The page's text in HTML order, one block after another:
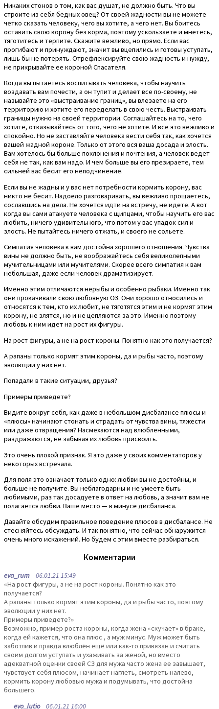
Никаких стонов о том, как вас душат, не должно быть. Что вы
строите из себя бедных овец? От своей жадности вы не можете
четко сказать человеку, чего вы хотите, а чего нет. Вы боитесь
оставить свою корону без корма, поэтому ускользаете и мнетесь,
тяготитесь и терпите. Скажите вежливо, но прямо. Если вас
прогибают и принуждают, значит вы вцепились и готовы уступать,
лишь бы не потерять. Отрефлексируйте свою жадность и нужду,
не прикрывайте ее короной Спасателя.
Когда вы пытаетесь воспитывать человека, чтобы научить
воздавать вам почести, а он тупит и делает все по-своему, не
называйте это «выстраивание границ», вы влезаете на его
территорию и хотите его переделать в свою честь. Выстраивать
границы нужно на своей территории. Соглашайтесь на то, чего
хотите, отказывайтесь от того, чего не хотите. И все это вежливо и
спокойно. Но не заставляйте человека вести себя так, как хочется
вашей жадной короне. Только от этого вся ваша досада и злость.
Вам хотелось бы больше поклонения и почтения, а человек ведет
себя не так, как вам надо. И чем больше вы его презираете, тем
сильней вас бесит его неподчинение.
Если вы не жадны и у вас нет потребности кормить корону, вас
никто не бесит. Надоело разговаривать, вы вежливо прощаетесь,
сославшись на дела. Не хочется идти на встречу, не идете. А вот
когда вы сами атакуете человека с щипцами, чтобы научить его вас
любить, ничего удивительного, что потом у вас упадок сил и
злость. Не пытайтесь ничего отжать, и своего не сольете.
Симпатия человека к вам достойна хорошего отношения. Чувства
вины не должно быть, не воображайтесь себя великолепными
мучительницами или мучителями. Скорее всего симпатия к вам
небольшая, даже если человек драматизирует.
Именно этим отличаются нерыбы и особенно рыбаки. Именно так
они прокачивали свою любовную ОЗ. Они хорошо относились и
относятся к тем, кто их любит, не тяготятся этим и не кормят этим
корону, не злятся, но и не цепляются за это. Именно поэтому
любовь к ним идет на рост их фигуры.
На рост фигуры, а не на рост короны. Понятно как это получается?
А рапаны только кормят этим короны, да и рыбы часто, поэтому
эволюции у них нет.
Попадали в такие ситуации, друзья?
Примеры приведете?
Видите вокруг себя, как даже в небольшом дисбалансе плюсы и
«плюсы» начинают стонать и страдать от чувства вины, тяжести
или даже отвращения? Насмехаются над влюбленными,
раздражаются, не забывая их любовь присвоить.
Это очень плохой признак. Я это даже у своих комментаторов у
некоторых встречала.
Для поля это означает только одно: любви вы не достойны, и
больше не получите. Вы неблагодарны и не умеете быть
любимыми, раз так досадуете в ответ на любовь, а значит вам не
полагается любви. Ваше место — в минусе дисбаланса.
Давайте обсудим правильное поведение плюсов в дисбалансе. Не
стесняйтесь обсуждать. И так понятно, что сейчас обнаружится
очень много искажений. Но будем с этим вместе разбираться.
Комментарии
eva_rum 06.01.21 15:49
«На рост фигуры, а не на рост короны. Понятно как это
получается?
А рапаны только кормят этим короны, да и рыбы часто, поэтому
эволюции у них нет.
Примеры приведете?»
Возможно, пример роста короны, когда жена «скучает» в браке,
когда ей кажется, что она плюс , а муж минус. Муж может быть
заботлив и правда влюблён ещё или как-то привязан и считать
своим долгом уступать и ухаживать за женой, но вместо
адекватной оценки своей СЗ для мужа часто жена ее завышает,
чувствует себя плюсом, начинает наглеть, смотреть налево,
кормить корону любовью мужа и подумывать, что достойна
большего.
evo_lutio06.01.21 16:00